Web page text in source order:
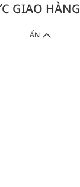
GIAO HÀNG
ẨN